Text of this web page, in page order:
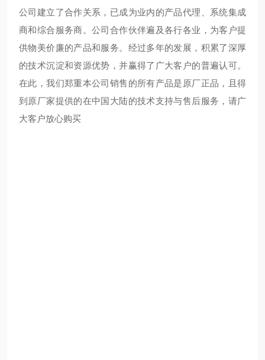
公司建立了合作关系，已成为业内的产品代理、系统集成
商和综合服务商。公司合作伙伴遍及各行各业，为客户提
供物美价廉的产品和服务。经过多年的发展，积累了深厚
的技术沉淀和资源优势，并赢得了广大客户的普遍认可。
在此，我们郑重本公司销售的所有产品是原厂正品，且得
到原厂家提供的在中国大陆的技术支持与售后服务，请广
大客户放心购买